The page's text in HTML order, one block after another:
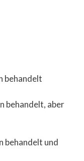
behandelt
behandelt, aber
behandelt und